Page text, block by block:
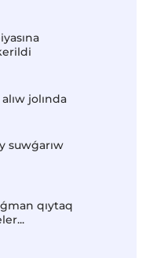
jolında
suwǵarıw
qıytaq